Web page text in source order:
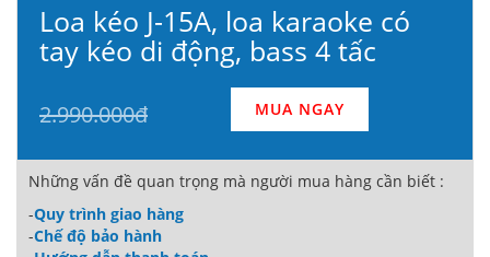
Loa kéo J-15A, loa karaoke có
tay kéo di động, bass 4 tấc
2.990.000đ MUA NGAY
Những vấn đề quan trọng mà người mua hàng cần biết :
-Quy trình giao hàng
-Chế độ bảo hành